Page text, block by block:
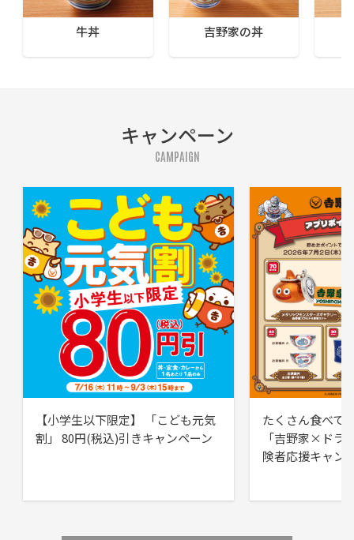
牛丼 吉野家の丼
キャンペーン
CAMPAIGN
【小学生以下限定】 「こども元気
割」 80円(税込)引きキャンペーン
たくさん食べて
「吉野家×ドラ
険者応援キャン